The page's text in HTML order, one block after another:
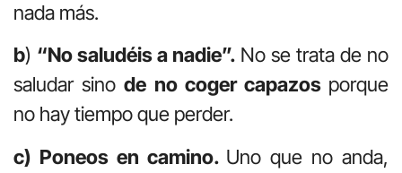
nada más.
b) “No saludéis a nadie”. No se trata de no
saludar sinode no coger capazos porque
no hay tiempo que perder.
c) Poneos en camino. Uno que no anda,